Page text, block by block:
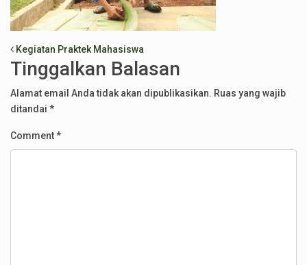
Post navigation
Kegiatan Praktek Mahasiswa
Tinggalkan Balasan
Alamat email Anda tidak akan dipublikasikan. Ruas yang wajib
ditandai *
Comment*